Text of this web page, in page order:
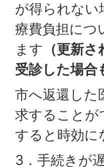
が得られない
療費負担につ
ます （更新
受診した場合
市へ返還した
求することが
すると時効に
3．手続きが